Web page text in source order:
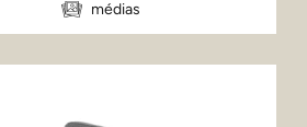
médias